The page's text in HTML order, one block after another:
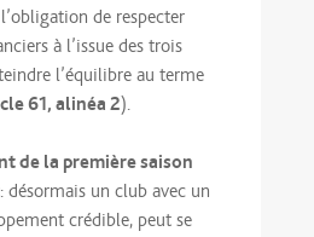
de respecter
à l’issue des trois
l’équilibre au terme
61, alinéa 2).
de la première saison
: désormais un club avec un
crédible, peut se